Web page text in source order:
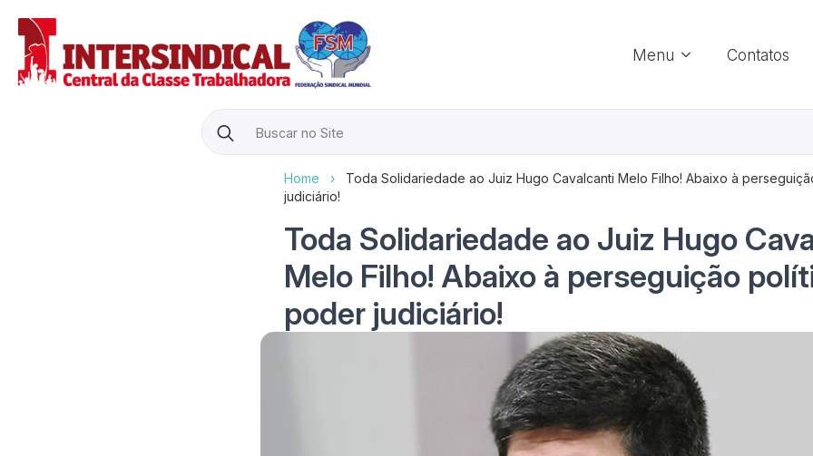
Menu Contatos
Search
for:
Home ›
Toda Solidariedade ao Juiz Hugo Cavalcanti Melo Filho! Abaixo à
judiciário!
Toda Solidariedade ao Juiz Hugo
Melo Filho! Abaixo à perseguição
poder judiciário!